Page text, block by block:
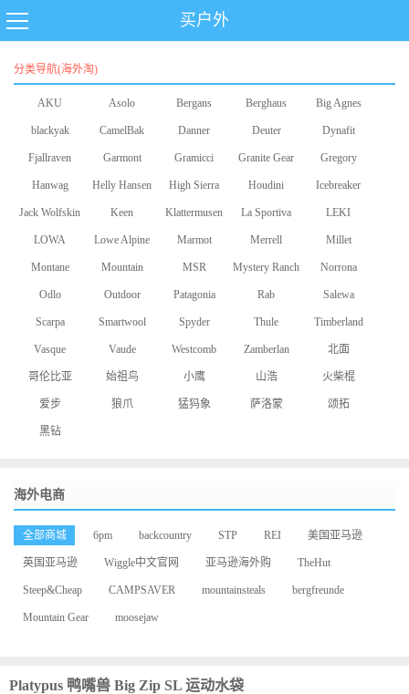
买户外
分类导航(海外淘)
AKU Asolo Bergans Berghaus Big Agnes
blackyak CamelBak Danner Deuter Dynafit
Fjallraven Garmont Gramicci Granite Gear Gregory
Hanwag Helly Hansen High Sierra Houdini Icebreaker
Jack Wolfskin Keen Klattermusen La Sportiva LEKI
LOWA Lowe Alpine Marmot Merrell Millet
Montane Mountain
Equipment
MSR Mystery Ranch Norrona
Odlo Outdoor
Research
Patagonia Rab Salewa
Scarpa Smartwool Spyder Thule Timberland
Vasque Vaude Westcomb Zamberlan 北面
哥伦比亚 始祖鸟 小鹰 山浩 火柴棍
爱步 狼爪 猛犸象 萨洛蒙 颂拓
黑钻
海外电商
全部商城 6pm backcountry STP REI 美国亚马逊
英国亚马逊 Wiggle中文官网 亚马逊海外购 TheHut
Steep&Cheap CAMPSAVER mountainsteals bergfreunde
Mountain Gear moosejaw
Platypus 鸭嘴兽 Big Zip SL 运动水袋